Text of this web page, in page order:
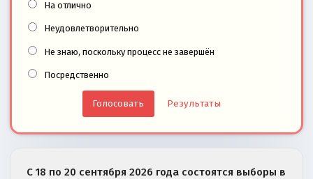
На отлично
Неудовлетворительно
Не знаю, поскольку процесс не завершён
Посредственно
Результаты
С 18 по 20 сентября 2026 года состоятся выборы в